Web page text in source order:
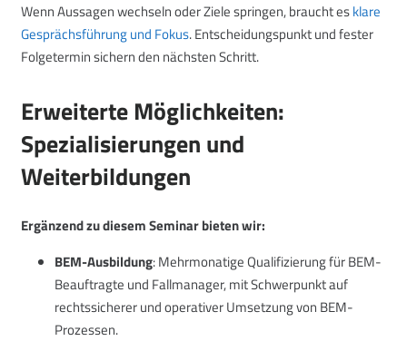
Wenn Aussagen wechseln oder Ziele springen, braucht esklare
Gesprächsführung und Fokus. Entscheidungspunkt und fester
Folgetermin sichern den nächsten Schritt.
Erweiterte Möglichkeiten:
Spezialisierungen und
Weiterbildungen
Ergänzend zu diesem Seminar bieten wir:
BEM-Ausbildung: Mehrmonatige Qualifizierung für BEM-
Beauftragte und Fallmanager, mit Schwerpunkt auf
rechtssicherer und operativer Umsetzung von BEM-
Prozessen.